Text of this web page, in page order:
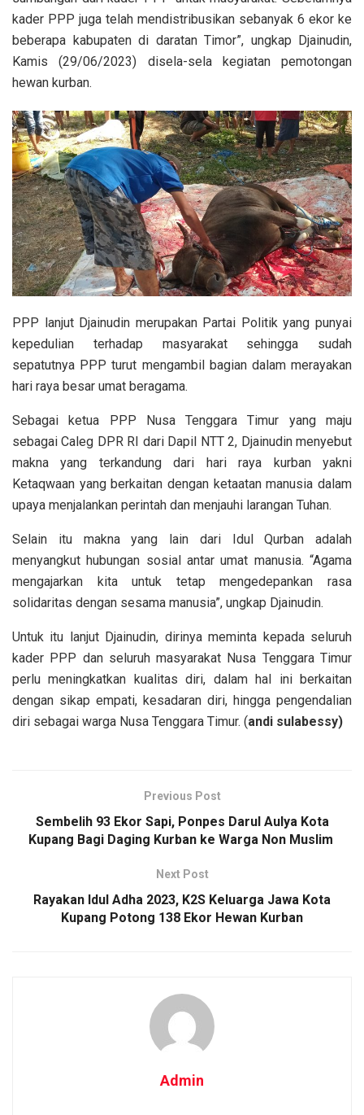
kader PPP juga telah mendistribusikan sebanyak 6 ekor ke
beberapa kabupaten di daratan Timor”, ungkap Djainudin,
Kamis (29/06/2023) disela-sela kegiatan pemotongan
hewan kurban.
PPP lanjut Djainudin merupakan Partai Politik yang punyai
kepedulian terhadap masyarakat sehingga sudah
sepatutnya PPP turut mengambil bagian dalam merayakan
hari raya besar umat beragama.
Sebagai ketua PPP Nusa Tenggara Timur yang maju
sebagai Caleg DPR RI dari Dapil NTT 2, Djainudin menyebut
makna yang terkandung dari hari raya kurban yakni
Ketaqwaan yang berkaitan dengan ketaatan manusia dalam
upaya menjalankan perintah dan menjauhi larangan Tuhan.
Selain itu makna yang lain dari Idul Qurban adalah
menyangkut hubungan sosial antar umat manusia. “Agama
mengajarkan kita untuk tetap mengedepankan rasa
solidaritas dengan sesama manusia”, ungkap Djainudin.
Untuk itu lanjut Djainudin, dirinya meminta kepada seluruh
kader PPP dan seluruh masyarakat Nusa Tenggara Timur
perlu meningkatkan kualitas diri, dalam hal ini berkaitan
dengan sikap empati, kesadaran diri, hingga pengendalian
diri sebagai warga Nusa Tenggara Timur. (andi sulabessy)
Previous Post
Sembelih 93 Ekor Sapi, Ponpes Darul Aulya Kota
Kupang Bagi Daging Kurban ke Warga Non Muslim
Next Post
Rayakan Idul Adha 2023, K2S Keluarga Jawa Kota
Kupang Potong 138 Ekor Hewan Kurban
Admin